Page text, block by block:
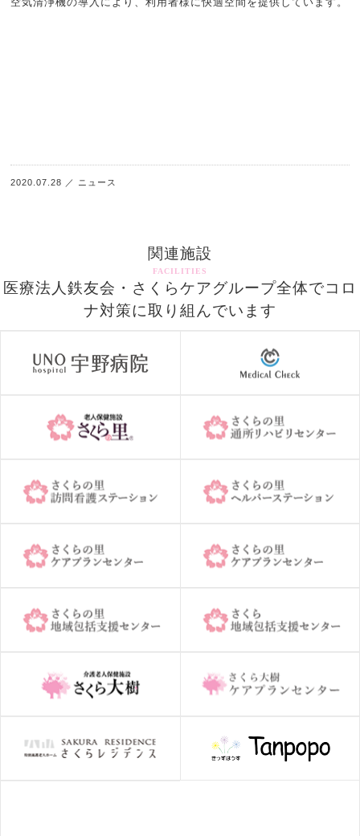
2020.07.28 ／ ニュース
関連施設
FACILITIES
医療法人鉄友会・さくらケアグループ全体でコロ
ナ対策に取り組んでいます